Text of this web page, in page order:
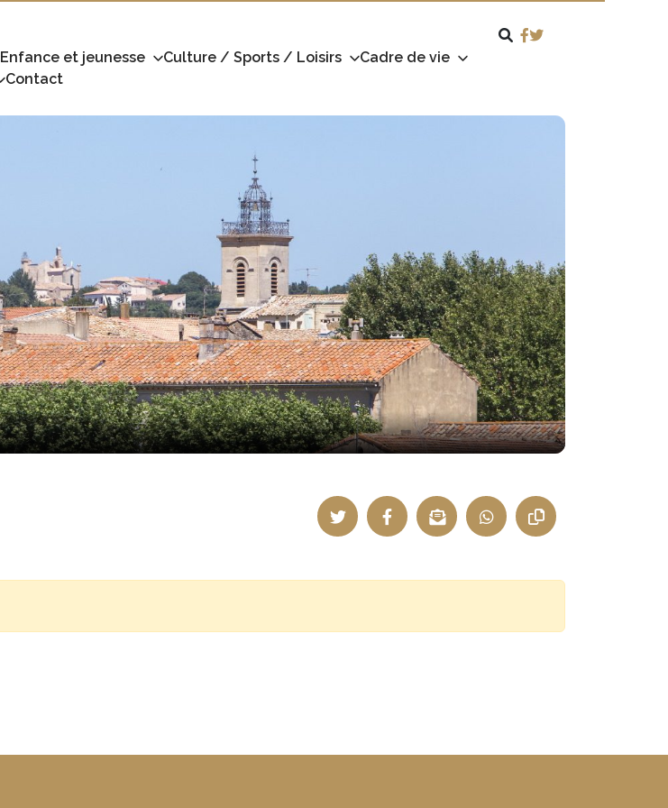
Enfance et jeunesse Culture / Sports / Loisirs
Cadre de vie
Contact